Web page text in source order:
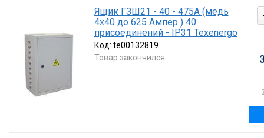
Ящик ГЗШ21 - 40 - 475А (медь
4х40 до 625 Ампер ) 40
присоединений - IP31 Texenergo
Код: te00132819
Товар закончился